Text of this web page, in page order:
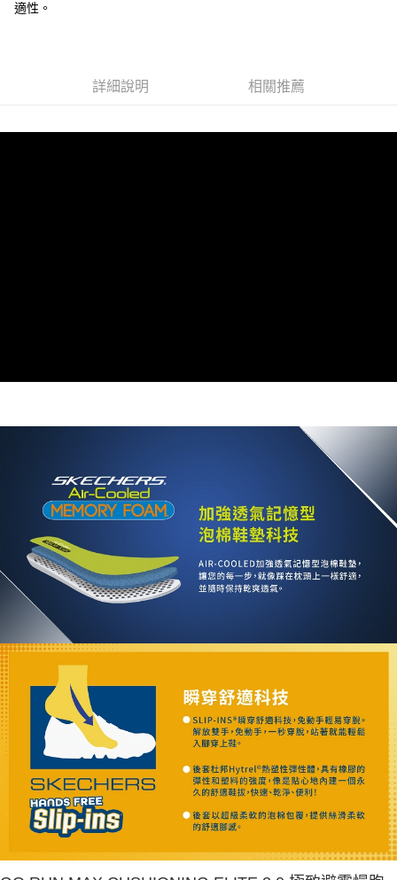
【繳款方式說明】
適性。
詳細說明 相關推薦